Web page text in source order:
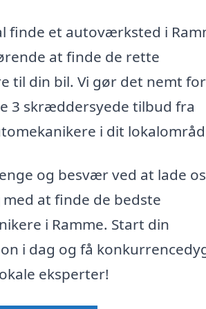
finde et autoværksted i
at finde de rette
til din bil. Vi gør det nemt
3 skræddersyede tilbud fra
i dit
og besvær ved at lade os
at finde de bedste
i Ramme. Start din
i dag og få
eksperter!